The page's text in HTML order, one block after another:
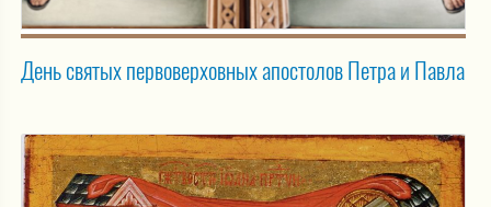
День святых первоверховных апостолов Петра и Павла